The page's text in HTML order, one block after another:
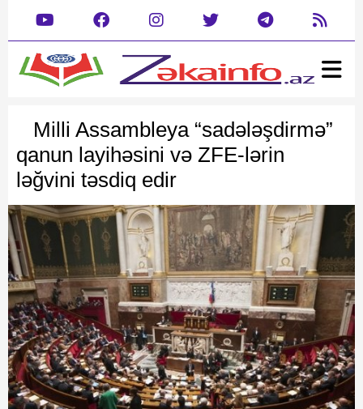
Gündəm
Rəsmi
Cəmiyyət
Mədəniyyət
Təhsil
Hadisə
Yazarlar
Dəyərlərimizin kreativ tanıtımı
Dünya
Müsahibə
İdman
Şou biznes
Maraqlı
Fotoqaleriya
Reportaj
Milli Assambleya “sadələşdirmə”
qanun layihəsini və ZFE-lərin
ləğvini təsdiq edir